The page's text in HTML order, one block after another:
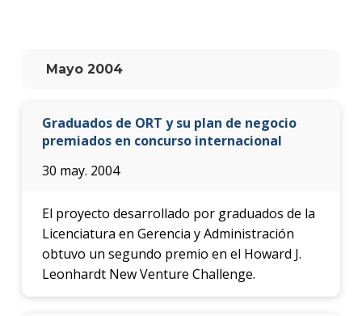
Mayo 2004
Graduados de ORT y su plan de negocio
premiados en concurso internacional
30 may. 2004
El proyecto desarrollado por graduados de la
Licenciatura en Gerencia y Administración
obtuvo un segundo premio en el Howard J.
Leonhardt New Venture Challenge.